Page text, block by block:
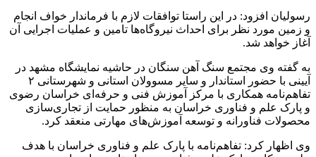
رسولیان افزود: در این راستا توافقات لازم با فرماندار خواف انجام
و زمین مورد نظر برای احداث نیروگاه‌ها تامین و عملیات اجرایی آن
آغاز خواهد شد.
به گفته وی مجتمع سنگ آهن سنگان در حاشیه نمایشگاه مشهد در
آیینی با حضور استاندار و سایر مسوولان استانی و شهرستانی ۲
تفاهم‌نامه همکاری با مرکز آموزش فنی و حرفه‌ای خراسان رضوی
و پارک علم و فناوری خراسان به منظور حمایت از تجاری‌سازی
محصولات فناورانه و توسعه آموزش‌های مهارتی منعقد کرد.
وی اظهار کرد: تفاهم‌نامه با پارک علم و فناوری خراسان با هدف